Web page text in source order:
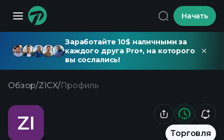
Начать
Заработайте 10$ наличными за
каждого друга Pro+, на которого
вы сослались!
Обзор/ZICX/Профиль
ZI Торговля